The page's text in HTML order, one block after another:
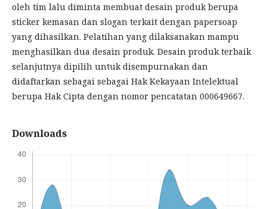
oleh tim lalu diminta membuat desain produk berupa
sticker kemasan dan slogan terkait dengan papersoap
yang dihasilkan. Pelatihan yang dilaksanakan mampu
menghasilkan dua desain produk. Desain produk terbaik
selanjutnya dipilih untuk disempurnakan dan
didaftarkan sebagai sebagai Hak Kekayaan Intelektual
berupa Hak Cipta dengan nomor pencatatan 000649667.
Downloads